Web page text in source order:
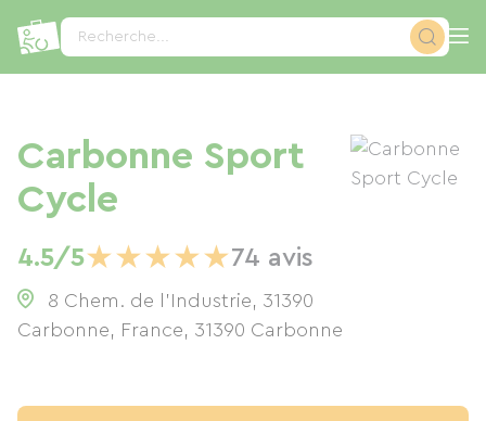
Recherche...
Carbonne Sport
Cycle
4.5/5★★★★★74 avis
8 Chem. de l'Industrie, 31390
Carbonne, France, 31390 Carbonne
Panneau de gestion des cookies